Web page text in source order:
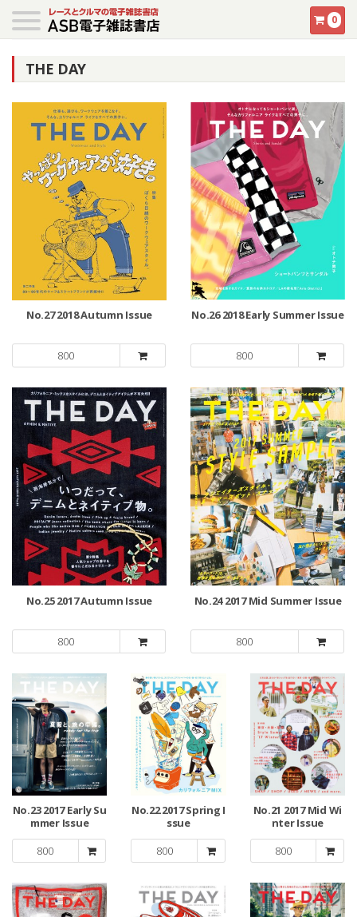
0
THE DAY
No.27 2018 Autumn Issue
800
No.26 2018 Early Summer Issue
800
No.25 2017 Autumn Issue
800
No.24 2017 Mid Summer Issue
800
No.23 2017 Early Su
mmer Issue
800
No.22 2017 Spring I
ssue
800
No.21 2017 Mid Wi
nter Issue
800